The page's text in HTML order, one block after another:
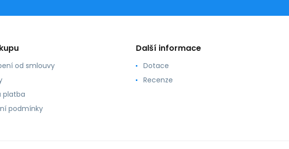
od smlouvy
platba
podmínky
Další informace
Dotace
Recenze